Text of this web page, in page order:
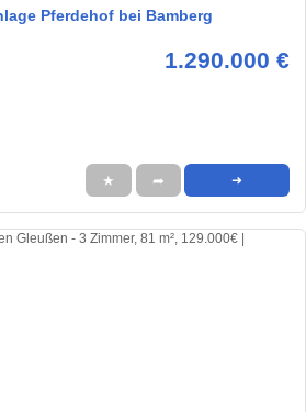
Pferdehof bei Bamberg
1.290.000 €
★ ➦ ➜